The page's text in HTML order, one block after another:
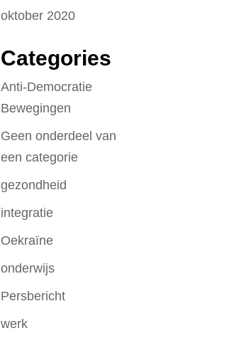
oktober 2020
Categories
Anti-Democratie
Bewegingen
Geen onderdeel van
een categorie
gezondheid
integratie
Oekraïne
onderwijs
Persbericht
werk